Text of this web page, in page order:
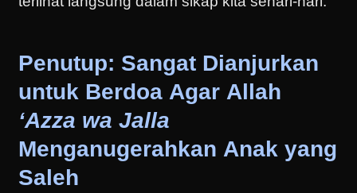
Penutup: Sangat Dianjurkan
untuk Berdoa Agar Allah
‘Azza wa Jalla
Menganugerahkan Anak yang
Saleh